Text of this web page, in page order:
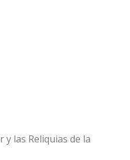
las Reliquias de la